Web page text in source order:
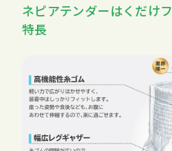
ネピアテンダーはくだけ
特長